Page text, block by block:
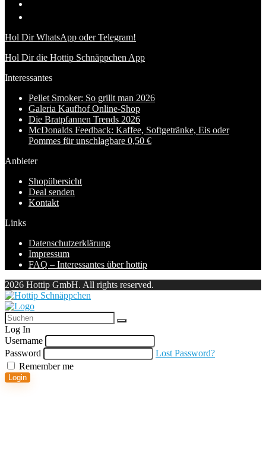
Hol Dir WhatsApp oder Telegram!
Hol Dir die Hottip Schnäppchen App
Interessantes
Pellet Smoker: So grillt man 2026
Galeria Kaufhof Online-Shop
Die Bratpfannen Trends 2026
McDonalds Feedback: Kaffee, Softgetränke, Eis oder
Pommes für unschlagbare 0,50 €
Anbieter
Shopübersicht
Deal senden
Kontakt
Links
Datenschutzerklärung
Impressum
FAQ – Interessantes über hottip
2026 Hottip GmbH. All rights reserved.
Log In
Username
Password
Lost Password?
Remember me
Login